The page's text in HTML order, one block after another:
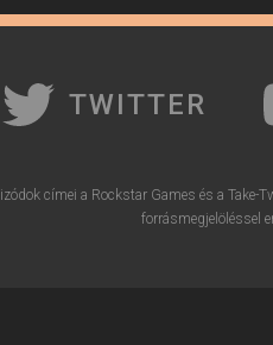
TWITTER
címei a Rockstar Games és a
forrásmegjelöléssel